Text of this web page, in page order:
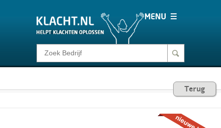
Klacht melden
Consumentenrecht Terug